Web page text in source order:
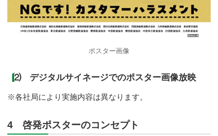
ポスター画像
⑵ デジタルサイネージでのポスター画像放映
※各社局により実施内容は異なります。
4 啓発ポスターのコンセプト